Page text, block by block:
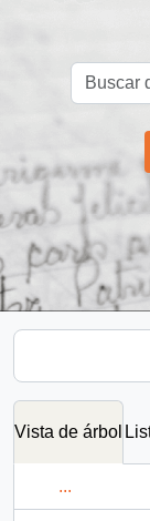
Vista de árbol
...